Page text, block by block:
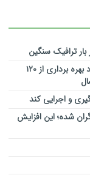
ترافیک سنگین
مدیرکل راه و شهرسازی سیستان وبلوچستان خبر داد بهره برداری از ۱۲۰
و اجرایی کند
دلار/ دلار ۱۶ درصد گران شده؛ این افزایش